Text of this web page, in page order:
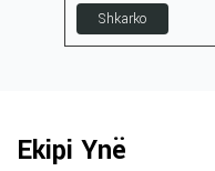
Shkarko
Ekipi Ynë